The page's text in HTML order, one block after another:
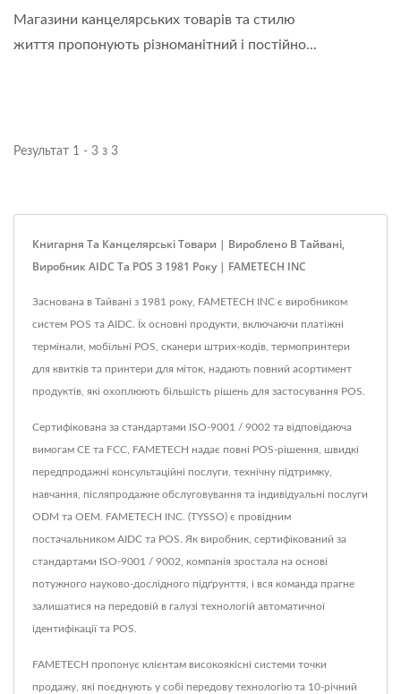
Магазини канцелярських товарів та стилю
життя пропонують різноманітний і постійно...
Результат 1 - 3 з 3
Книгарня Та Канцелярські Товари | Вироблено В Тайвані,
Виробник AIDC Та POS З 1981 Року | FAMETECH INC
Заснована в Тайвані з 1981 року, FAMETECH INC є виробником
систем POS та AIDC. Їх основні продукти, включаючи платіжні
термінали, мобільні POS, сканери штрих-кодів, термопринтери
для квитків та принтери для міток, надають повний асортимент
продуктів, які охоплюють більшість рішень для застосування POS.
Сертифікована за стандартами ISO-9001 / 9002 та відповідаюча
вимогам CE та FCC, FAMETECH надає повні POS-рішення, швидкі
передпродажні консультаційні послуги, технічну підтримку,
навчання, післяпродажне обслуговування та індивідуальні послуги
ODM та OEM. FAMETECH INC. (TYSSO) є провідним
постачальником AIDC та POS. Як виробник, сертифікований за
стандартами ISO-9001 / 9002, компанія зростала на основі
потужного науково-дослідного підґрунття, і вся команда прагне
залишатися на передовій в галузі технологій автоматичної
ідентифікації та POS.
FAMETECH пропонує клієнтам високоякісні системи точки
продажу, які поєднують у собі передову технологію та 10-річний